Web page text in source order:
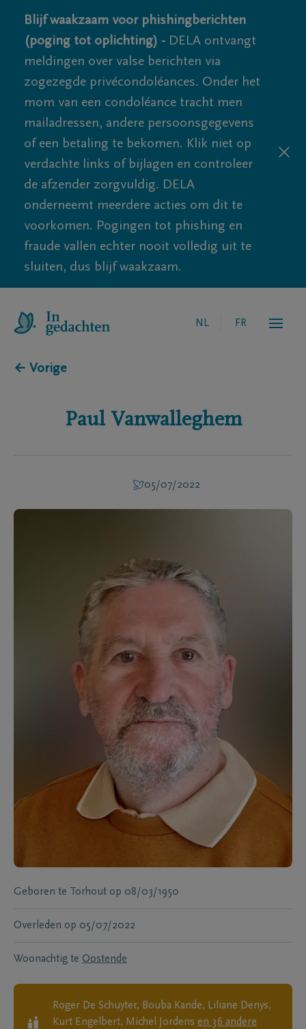
Blijf waakzaam voor phishingberichten
(poging tot oplichting) - DELA ontvangt
meldingen over valse berichten via
zogezegde privécondoléances. Onder het
mom van een condoléance tracht men
mailadressen, andere persoonsgegevens
of een betaling te bekomen. Klik niet op
verdachte links of bijlagen en controleer
de afzender zorgvuldig. DELA
onderneemt meerdere acties om dit te
voorkomen. Pogingen tot phishing en
fraude vallen echter nooit volledig uit te
sluiten, dus blijf waakzaam.
NL FR
← Vorige
Paul Vanwalleghem
05/07/2022
Geboren te Torhout op 08/03/1950
Overleden op 05/07/2022
Woonachtig te Oostende
Roger De Schuyter, Bouba Kande, Liliane Denys,
Kurt Engelbert, Michel Jordens en 36 andere